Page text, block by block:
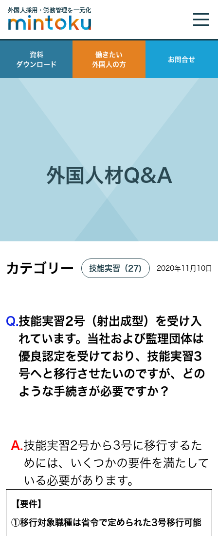
資料
ダウンロード
働きたい
外国人の方
お問合せ
外国人材Q&A
カテゴリー 技能実習（27) 2020年11月10日
Q.技能実習2号（射出成型）を受け入
れています。当社および監理団体は
優良認定を受けており、技能実習3
号へと移行させたいのですが、どの
ような手続きが必要ですか？
A.技能実習2号から3号に移行するた
めには、いくつかの要件を満たして
いる必要があります。
【要件】
①移行対象職種は省令で定められた3号移行可能